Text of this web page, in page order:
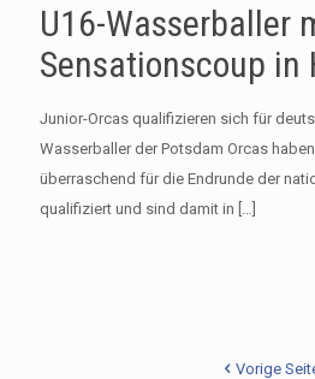
U16-Wasserballer
Sensationscoup in
Junior-Orcas qualifizieren sich für
Wasserballer der Potsdam Orcas
überraschend für die Endrunde der
qualifiziert und sind damit in
Vorige